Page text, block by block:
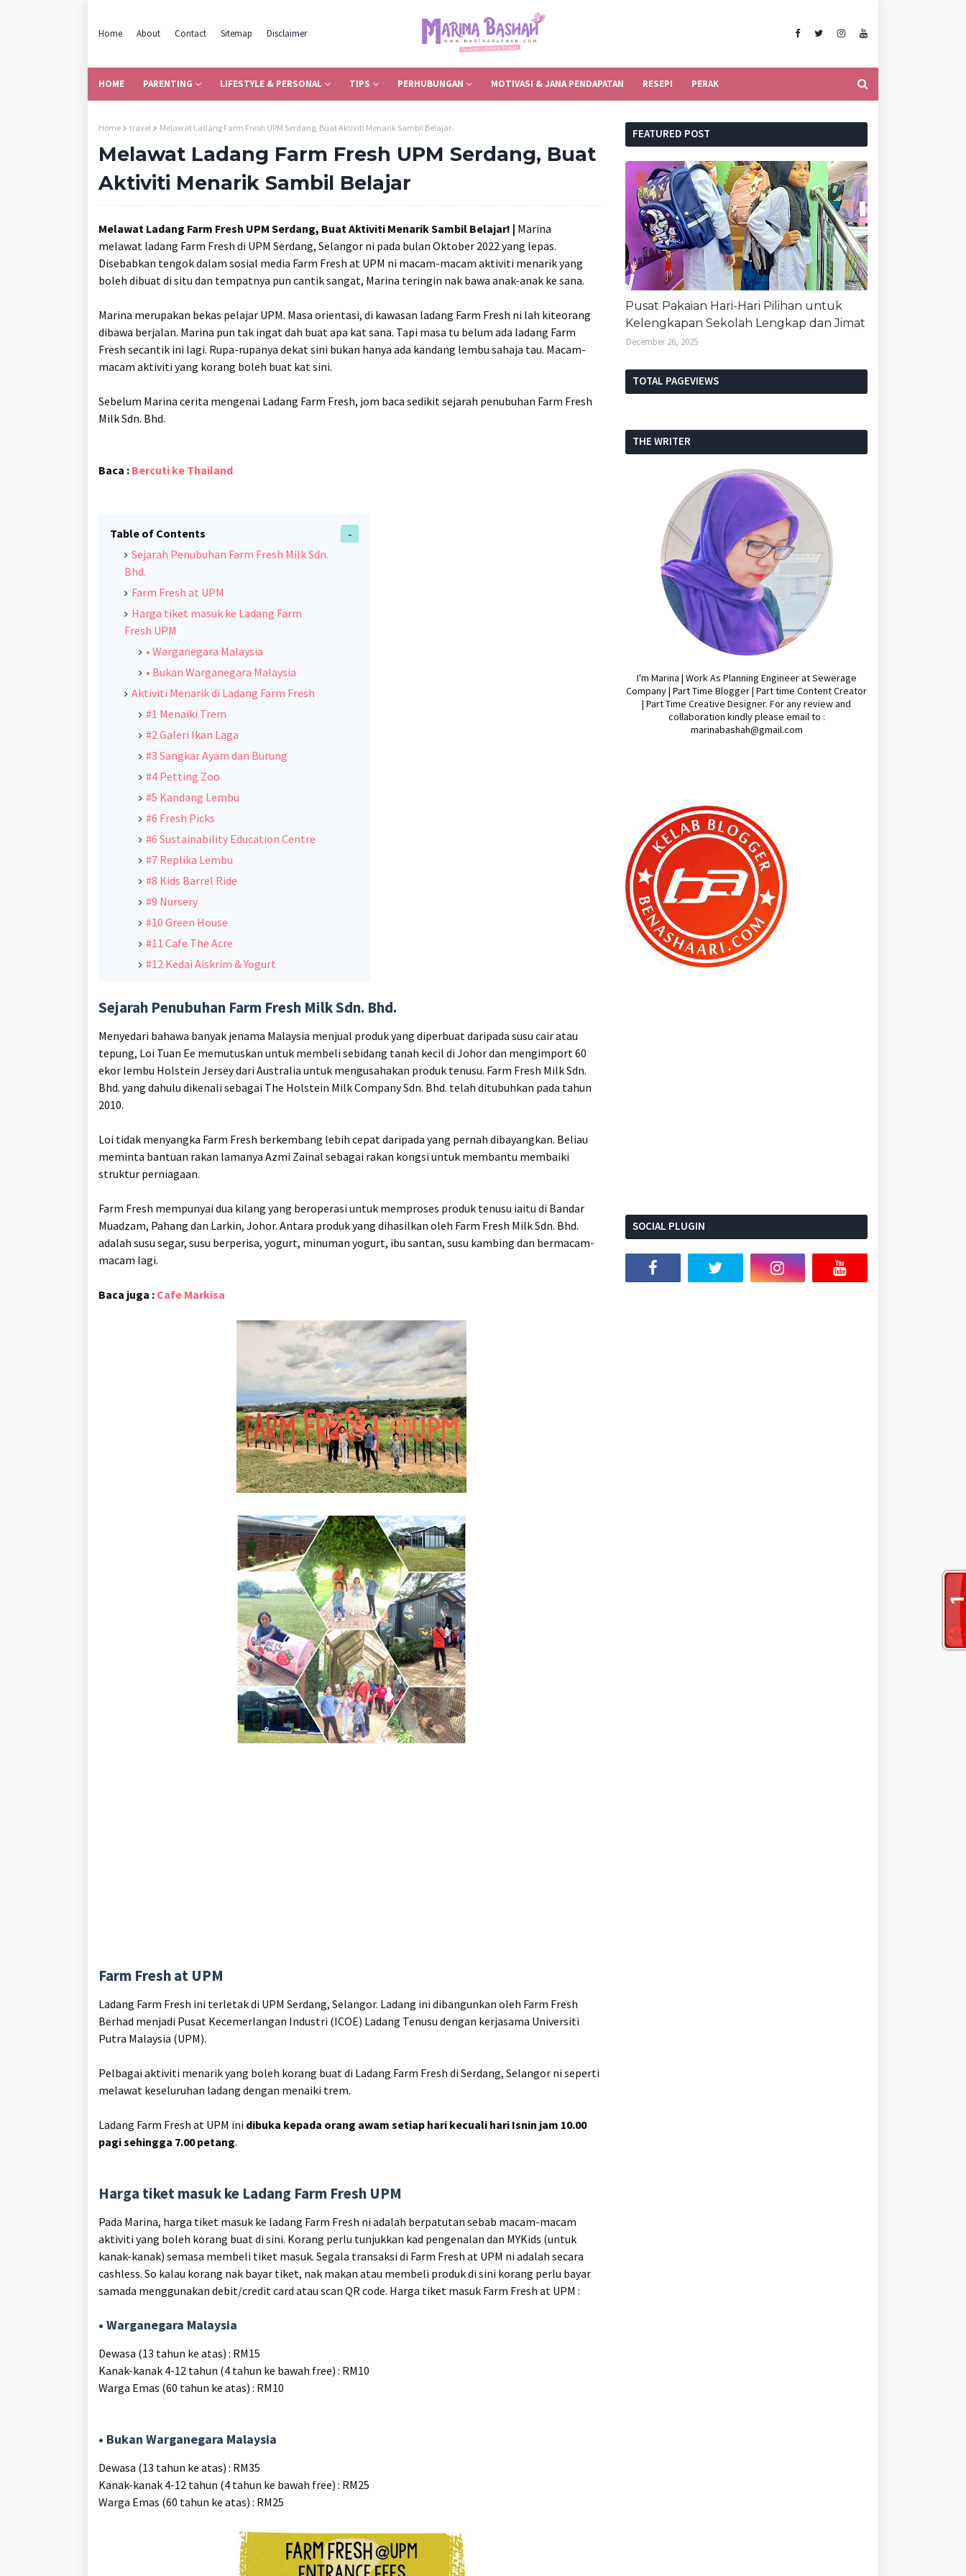
Home About Contact Sitemap Disclaimer
HOME PARENTING LIFESTYLE & PERSONAL TIPS PERHUBUNGAN MOTIVASI & JANA PENDAPATAN RESEPI PERAK
Home travel Melawat Ladang Farm Fresh UPM Serdang, Buat Aktiviti Menarik Sambil Belajar
Melawat Ladang Farm Fresh UPM Serdang, Buat
Aktiviti Menarik Sambil Belajar
Melawat Ladang Farm Fresh UPM Serdang, Buat Aktiviti Menarik Sambil Belajar! | Marina
melawat ladang Farm Fresh di UPM Serdang, Selangor ni pada bulan Oktober 2022 yang lepas.
Disebabkan tengok dalam sosial media Farm Fresh at UPM ni macam-macam aktiviti menarik yang
boleh dibuat di situ dan tempatnya pun cantik sangat, Marina teringin nak bawa anak-anak ke sana.
Marina merupakan bekas pelajar UPM. Masa orientasi, di kawasan ladang Farm Fresh ni lah kiteorang
dibawa berjalan. Marina pun tak ingat dah buat apa kat sana. Tapi masa tu belum ada ladang Farm
Fresh secantik ini lagi. Rupa-rupanya dekat sini bukan hanya ada kandang lembu sahaja tau. Macam-
macam aktiviti yang korang boleh buat kat sini.
Sebelum Marina cerita mengenai Ladang Farm Fresh, jom baca sedikit sejarah penubuhan Farm Fresh
Milk Sdn. Bhd.
Baca : Bercuti ke Thailand
Table of Contents
Sejarah Penubuhan Farm Fresh Milk Sdn.
Bhd.
Farm Fresh at UPM
Harga tiket masuk ke Ladang Farm
Fresh UPM
• Warganegara Malaysia
• Bukan Warganegara Malaysia
Aktiviti Menarik di Ladang Farm Fresh
#1 Menaiki Trem
#2 Galeri Ikan Laga
#3 Sangkar Ayam dan Burung
#4 Petting Zoo
#5 Kandang Lembu
#6 Fresh Picks
#6 Sustainability Education Centre
#7 Replika Lembu
#8 Kids Barrel Ride
#9 Nursery
#10 Green House
#11 Cafe The Acre
#12 Kedai Aiskrim & Yogurt
Sejarah Penubuhan Farm Fresh Milk Sdn. Bhd.
Menyedari bahawa banyak jenama Malaysia menjual produk yang diperbuat daripada susu cair atau
tepung, Loi Tuan Ee memutuskan untuk membeli sebidang tanah kecil di Johor dan mengimport 60
ekor lembu Holstein Jersey dari Australia untuk mengusahakan produk tenusu. Farm Fresh Milk Sdn.
Bhd. yang dahulu dikenali sebagai The Holstein Milk Company Sdn. Bhd. telah ditubuhkan pada tahun
2010.
Loi tidak menyangka Farm Fresh berkembang lebih cepat daripada yang pernah dibayangkan. Beliau
meminta bantuan rakan lamanya Azmi Zainal sebagai rakan kongsi untuk membantu membaiki
struktur perniagaan.
Farm Fresh mempunyai dua kilang yang beroperasi untuk memproses produk tenusu iaitu di Bandar
Muadzam, Pahang dan Larkin, Johor. Antara produk yang dihasilkan oleh Farm Fresh Milk Sdn. Bhd.
adalah susu segar, susu berperisa, yogurt, minuman yogurt, ibu santan, susu kambing dan bermacam-
macam lagi.
Baca juga : Cafe Markisa
Farm Fresh at UPM
Ladang Farm Fresh ini terletak di UPM Serdang, Selangor. Ladang ini dibangunkan oleh Farm Fresh
Berhad menjadi Pusat Kecemerlangan Industri (ICOE) Ladang Tenusu dengan kerjasama Universiti
Putra Malaysia (UPM).
Pelbagai aktiviti menarik yang boleh korang buat di Ladang Farm Fresh di Serdang, Selangor ni seperti
melawat keseluruhan ladang dengan menaiki trem.
Ladang Farm Fresh at UPM ini dibuka kepada orang awam setiap hari kecuali hari Isnin jam 10.00
pagi sehingga 7.00 petang.
Harga tiket masuk ke Ladang Farm Fresh UPM
Pada Marina, harga tiket masuk ke ladang Farm Fresh ni adalah berpatutan sebab macam-macam
aktiviti yang boleh korang buat di sini. Korang perlu tunjukkan kad pengenalan dan MYKids (untuk
kanak-kanak) semasa membeli tiket masuk. Segala transaksi di Farm Fresh at UPM ni adalah secara
cashless. So kalau korang nak bayar tiket, nak makan atau membeli produk di sini korang perlu bayar
samada menggunakan debit/credit card atau scan QR code. Harga tiket masuk Farm Fresh at UPM :
• Warganegara Malaysia
Dewasa (13 tahun ke atas) : RM15
Kanak-kanak 4-12 tahun (4 tahun ke bawah free) : RM10
Warga Emas (60 tahun ke atas) : RM10
• Bukan Warganegara Malaysia
Dewasa (13 tahun ke atas) : RM35
Kanak-kanak 4-12 tahun (4 tahun ke bawah free) : RM25
Warga Emas (60 tahun ke atas) : RM25
FEATURED POST
Pusat Pakaian Hari-Hari Pilihan untuk
Kelengkapan Sekolah Lengkap dan Jimat
December 26, 2025
TOTAL PAGEVIEWS
THE WRITER
I'm Marina | Work As Planning Engineer at Sewerage
Company | Part Time Blogger | Part time Content Creator
| Part Time Creative Designer. For any review and
collaboration kindly please email to :
marinabashah@gmail.com
SOCIAL PLUGIN